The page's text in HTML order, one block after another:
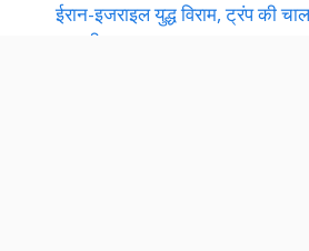
ईरान-इजराइल युद्ध विराम, ट्रंप की
मजबूरी? | Iran Israel War News